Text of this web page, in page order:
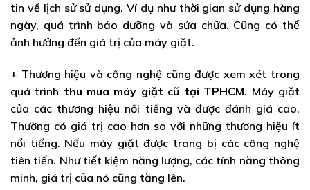
tin về lịch sử sử dụng. Ví dụ như thời gian sử dụng hàng
ngày, quá trình bảo dưỡng và sửa chữa. Cũng có thể
ảnh hưởng đến giá trị của máy giặt.
+ Thương hiệu và công nghệ cũng được xem xét trong
quá trình thu mua máy giặt cũ tại TPHCM. Máy giặt
của các thương hiệu nổi tiếng và được đánh giá cao.
Thường có giá trị cao hơn so với những thương hiệu ít
nổi tiếng. Nếu máy giặt được trang bị các công nghệ
tiên tiến. Như tiết kiệm năng lượng, các tính năng thông
minh, giá trị của nó cũng tăng lên.